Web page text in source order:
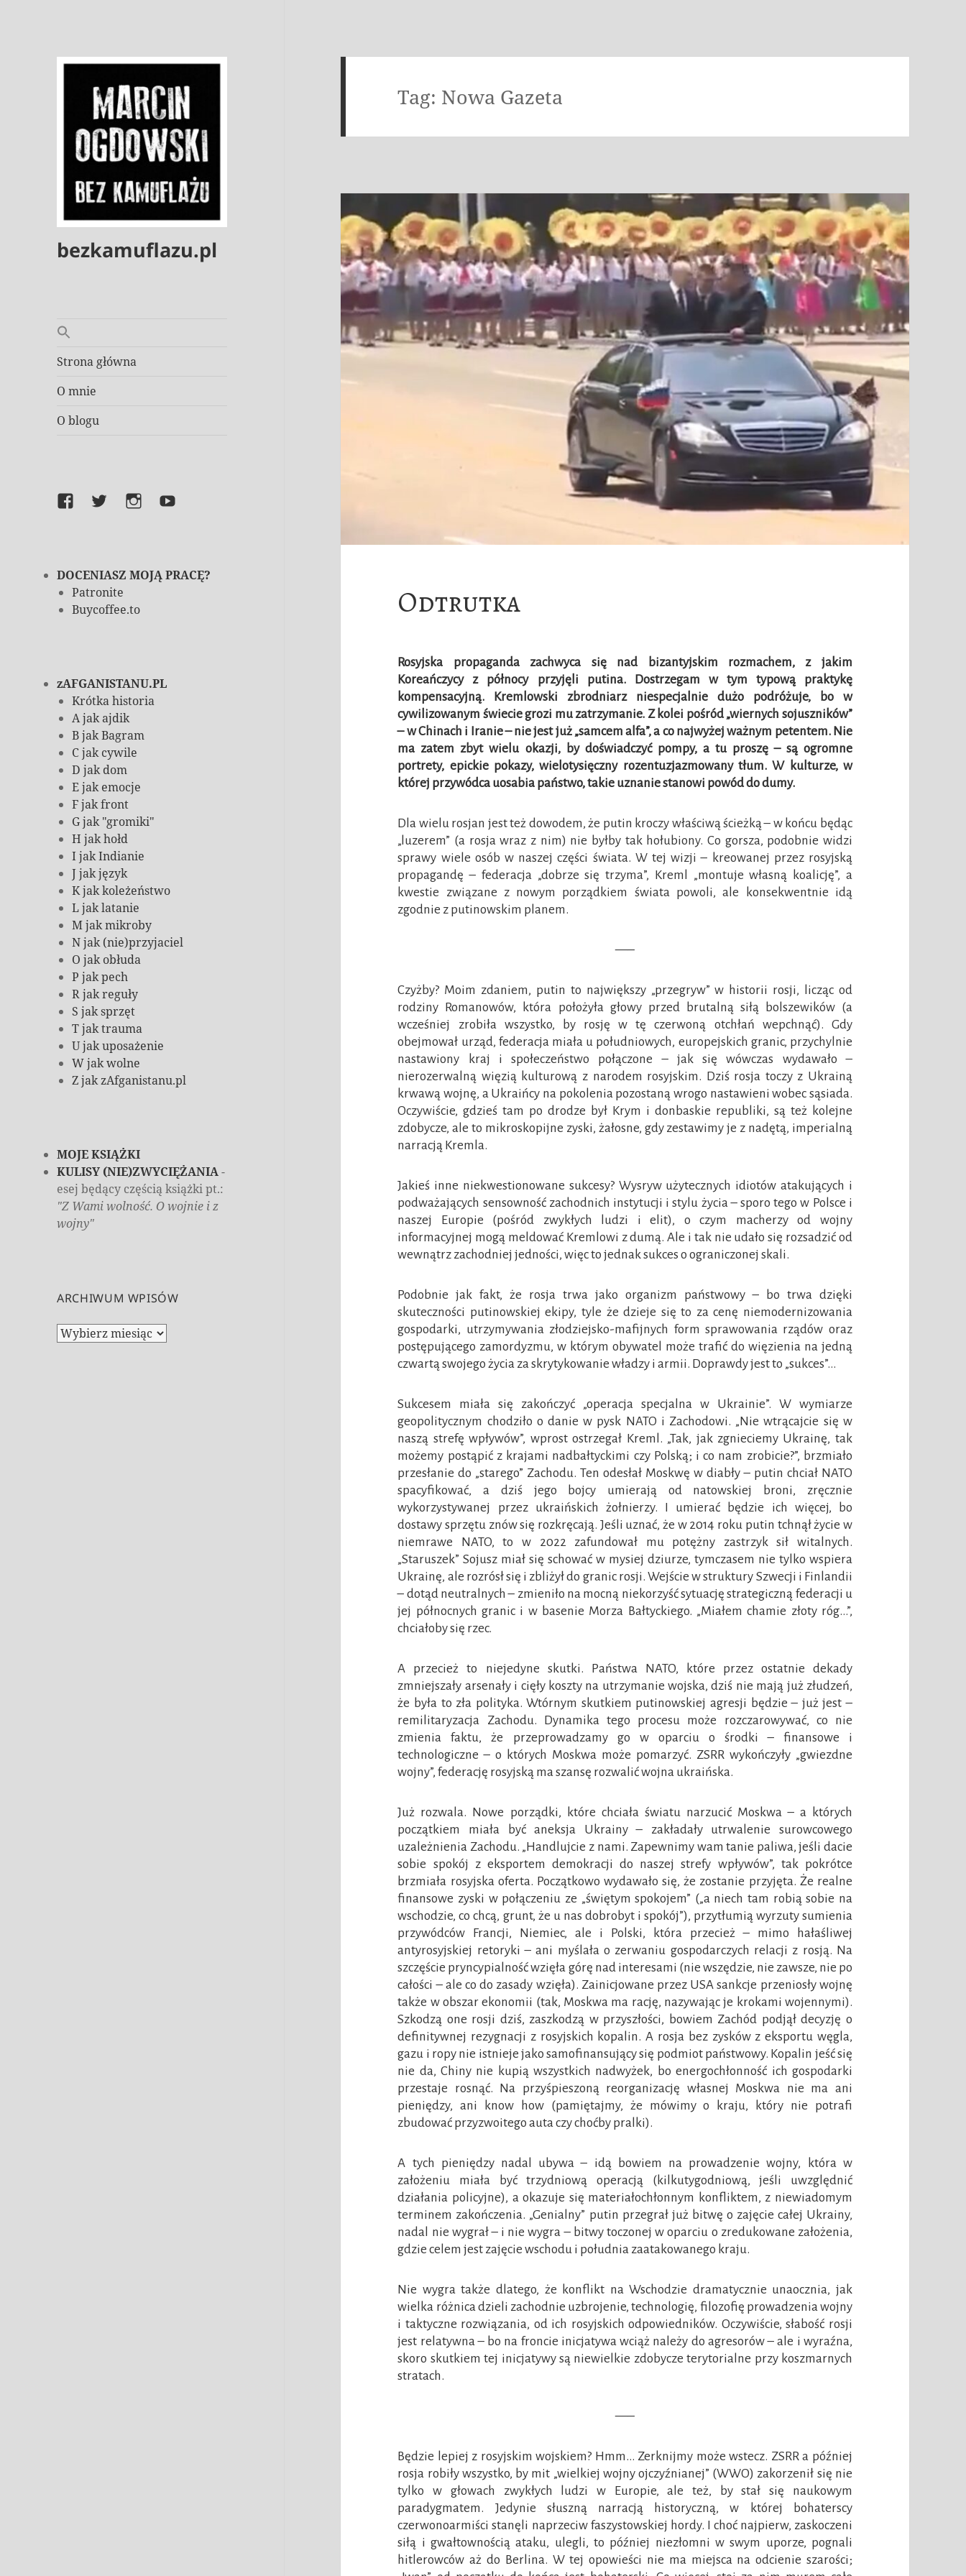
bezkamuflazu.pl
Strona główna
O mnie
O blogu
FacebookTwitterInstagramYouTube
DOCENIASZ MOJĄ PRACĘ?
Patronite
Buycoffee.to
zAFGANISTANU.PL
Krótka historia
A jak ajdik
B jak Bagram
C jak cywile
D jak dom
E jak emocje
F jak front
G jak "gromiki"
H jak hołd
I jak Indianie
J jak język
K jak koleżeństwo
L jak latanie
M jak mikroby
N jak (nie)przyjaciel
O jak obłuda
P jak pech
R jak reguły
S jak sprzęt
T jak trauma
U jak uposażenie
W jak wolne
Z jak zAfganistanu.pl
MOJE KSIĄŻKI
KULISY (NIE)ZWYCIĘŻANIA-
esej będący częścią książki pt.:
"Z Wami wolność. O wojnie i z
wojny"
ARCHIWUM WPISÓW
Archiwum
Tag: Nowa Gazeta
Odtrutka
Rosyjska propaganda zachwyca się nad bizantyjskim rozmachem, z jakim
Koreańczycy z północy przyjęli putina. Dostrzegam w tym typową praktykę
kompensacyjną. Kremlowski zbrodniarz niespecjalnie dużo podróżuje, bo w
cywilizowanym świecie grozi mu zatrzymanie. Z kolei pośród „wiernych sojuszników”
– w Chinach i Iranie – nie jest już „samcem alfa”, a co najwyżej ważnym petentem. Nie
ma zatem zbyt wielu okazji, by doświadczyć pompy, a tu proszę – są ogromne
portrety, epickie pokazy, wielotysięczny rozentuzjazmowany tłum. W kulturze, w
której przywódca uosabia państwo, takie uznanie stanowi powód do dumy.
Dla wielu rosjan jest też dowodem, że putin kroczy właściwą ścieżką – w końcu będąc
„luzerem” (a rosja wraz z nim) nie byłby tak hołubiony. Co gorsza, podobnie widzi
sprawy wiele osób w naszej części świata. W tej wizji – kreowanej przez rosyjską
propagandę – federacja „dobrze się trzyma”, Kreml „montuje własną koalicję”, a
kwestie związane z nowym porządkiem świata powoli, ale konsekwentnie idą
zgodnie z putinowskim planem.
—–
Czyżby? Moim zdaniem, putin to największy „przegryw” w historii rosji, licząc od
rodziny Romanowów, która położyła głowy przed brutalną siłą bolszewików (a
wcześniej zrobiła wszystko, by rosję w tę czerwoną otchłań wepchnąć). Gdy
obejmował urząd, federacja miała u południowych, europejskich granic, przychylnie
nastawiony kraj i społeczeństwo połączone – jak się wówczas wydawało –
nierozerwalną więzią kulturową z narodem rosyjskim. Dziś rosja toczy z Ukrainą
krwawą wojnę, a Ukraińcy na pokolenia pozostaną wrogo nastawieni wobec sąsiada.
Oczywiście, gdzieś tam po drodze był Krym i donbaskie republiki, są też kolejne
zdobycze, ale to mikroskopijne zyski, żałosne, gdy zestawimy je z nadętą, imperialną
narracją Kremla.
Jakieś inne niekwestionowane sukcesy? Wysryw użytecznych idiotów atakujących i
podważających sensowność zachodnich instytucji i stylu życia – sporo tego w Polsce i
naszej Europie (pośród zwykłych ludzi i elit), o czym macherzy od wojny
informacyjnej mogą meldować Kremlowi z dumą. Ale i tak nie udało się rozsadzić od
wewnątrz zachodniej jedności, więc to jednak sukces o ograniczonej skali.
Podobnie jak fakt, że rosja trwa jako organizm państwowy – bo trwa dzięki
skuteczności putinowskiej ekipy, tyle że dzieje się to za cenę niemodernizowania
gospodarki, utrzymywania złodziejsko-mafijnych form sprawowania rządów oraz
postępującego zamordyzmu, w którym obywatel może trafić do więzienia na jedną
czwartą swojego życia za skrytykowanie władzy i armii. Doprawdy jest to „sukces”…
Sukcesem miała się zakończyć „operacja specjalna w Ukrainie”. W wymiarze
geopolitycznym chodziło o danie w pysk NATO i Zachodowi. „Nie wtrącajcie się w
naszą strefę wpływów”, wprost ostrzegał Kreml. „Tak, jak zgnieciemy Ukrainę, tak
możemy postąpić z krajami nadbałtyckimi czy Polską; i co nam zrobicie?”, brzmiało
przesłanie do „starego” Zachodu. Ten odesłał Moskwę w diabły – putin chciał NATO
spacyfikować, a dziś jego bojcy umierają od natowskiej broni, zręcznie
wykorzystywanej przez ukraińskich żołnierzy. I umierać będzie ich więcej, bo
dostawy sprzętu znów się rozkręcają. Jeśli uznać, że w 2014 roku putin tchnął życie w
niemrawe NATO, to w 2022 zafundował mu potężny zastrzyk sił witalnych.
„Staruszek” Sojusz miał się schować w mysiej dziurze, tymczasem nie tylko wspiera
Ukrainę, ale rozrósł się i zbliżył do granic rosji. Wejście w struktury Szwecji i Finlandii
– dotąd neutralnych – zmieniło na mocną niekorzyść sytuację strategiczną federacji u
jej północnych granic i w basenie Morza Bałtyckiego. „Miałem chamie złoty róg…”,
chciałoby się rzec.
A przecież to niejedyne skutki. Państwa NATO, które przez ostatnie dekady
zmniejszały arsenały i cięły koszty na utrzymanie wojska, dziś nie mają już złudzeń,
że była to zła polityka. Wtórnym skutkiem putinowskiej agresji będzie – już jest –
remilitaryzacja Zachodu. Dynamika tego procesu może rozczarowywać, co nie
zmienia faktu, że przeprowadzamy go w oparciu o środki – finansowe i
technologiczne – o których Moskwa może pomarzyć. ZSRR wykończyły „gwiezdne
wojny”, federację rosyjską ma szansę rozwalić wojna ukraińska.
Już rozwala. Nowe porządki, które chciała światu narzucić Moskwa – a których
początkiem miała być aneksja Ukrainy – zakładały utrwalenie surowcowego
uzależnienia Zachodu. „Handlujcie z nami. Zapewnimy wam tanie paliwa, jeśli dacie
sobie spokój z eksportem demokracji do naszej strefy wpływów”, tak pokrótce
brzmiała rosyjska oferta. Początkowo wydawało się, że zostanie przyjęta. Że realne
finansowe zyski w połączeniu ze „świętym spokojem” („a niech tam robią sobie na
wschodzie, co chcą, grunt, że u nas dobrobyt i spokój”), przytłumią wyrzuty sumienia
przywódców Francji, Niemiec, ale i Polski, która przecież – mimo hałaśliwej
antyrosyjskiej retoryki – ani myślała o zerwaniu gospodarczych relacji z rosją. Na
szczęście pryncypialność wzięła górę nad interesami (nie wszędzie, nie zawsze, nie po
całości – ale co do zasady wzięła). Zainicjowane przez USA sankcje przeniosły wojnę
także w obszar ekonomii (tak, Moskwa ma rację, nazywając je krokami wojennymi).
Szkodzą one rosji dziś, zaszkodzą w przyszłości, bowiem Zachód podjął decyzję o
definitywnej rezygnacji z rosyjskich kopalin. A rosja bez zysków z eksportu węgla,
gazu i ropy nie istnieje jako samofinansujący się podmiot państwowy. Kopalin jeść się
nie da, Chiny nie kupią wszystkich nadwyżek, bo energochłonność ich gospodarki
przestaje rosnąć. Na przyśpieszoną reorganizację własnej Moskwa nie ma ani
pieniędzy, ani know how (pamiętajmy, że mówimy o kraju, który nie potrafi
zbudować przyzwoitego auta czy choćby pralki).
A tych pieniędzy nadal ubywa – idą bowiem na prowadzenie wojny, która w
założeniu miała być trzydniową operacją (kilkutygodniową, jeśli uwzględnić
działania policyjne), a okazuje się materiałochłonnym konfliktem, z niewiadomym
terminem zakończenia. „Genialny” putin przegrał już bitwę o zajęcie całej Ukrainy,
nadal nie wygrał – i nie wygra – bitwy toczonej w oparciu o zredukowane założenia,
gdzie celem jest zajęcie wschodu i południa zaatakowanego kraju.
Nie wygra także dlatego, że konflikt na Wschodzie dramatycznie unaocznia, jak
wielka różnica dzieli zachodnie uzbrojenie, technologię, filozofię prowadzenia wojny
i taktyczne rozwiązania, od ich rosyjskich odpowiedników. Oczywiście, słabość rosji
jest relatywna – bo na froncie inicjatywa wciąż należy do agresorów – ale i wyraźna,
skoro skutkiem tej inicjatywy są niewielkie zdobycze terytorialne przy koszmarnych
stratach.
—–
Będzie lepiej z rosyjskim wojskiem? Hmm… Zerknijmy może wstecz. ZSRR a później
rosja robiły wszystko, by mit „wielkiej wojny ojczyźnianej” (WWO) zakorzenił się nie
tylko w głowach zwykłych ludzi w Europie, ale też, by stał się naukowym
paradygmatem. Jedynie słuszną narracją historyczną, w której bohaterscy
czerwonoarmiści stanęli naprzeciw faszystowskiej hordy. I choć najpierw, zaskoczeni
siłą i gwałtownością ataku, ulegli, to później niezłomni w swym uporze, pognali
hitlerowców aż do Berlina. W tej opowieści nie ma miejsca na odcienie szarości;